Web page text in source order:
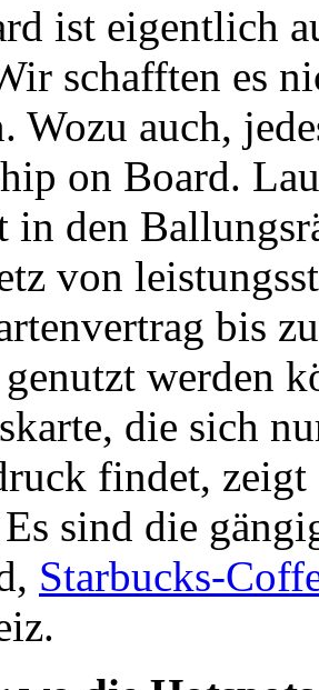
ist eigentlich
schafften es
Wozu auch,
on Board.
in den
von
bis
werden
die sich
findet,
sind die
Starbucks-